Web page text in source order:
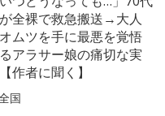
全裸で救急搬送→大人
ムツを手に最悪を覚悟
アラサー娘の痛切な実
作者に聞く】
国